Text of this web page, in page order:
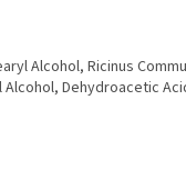
Alcohol, Ricinus
Alcohol, Dehydroacetic